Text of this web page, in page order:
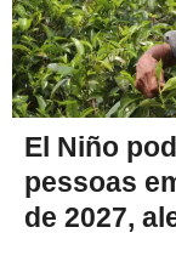
El Niño
pessoas
de 2027,